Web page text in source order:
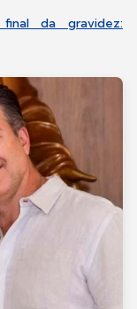
da gravidez: